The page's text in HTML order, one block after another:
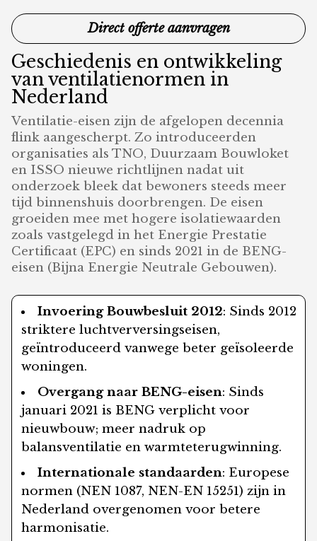
Direct offerte aanvragen
Geschiedenis en ontwikkeling
van ventilatienormen in
Nederland
Ventilatie-eisen zijn de afgelopen decennia
flink aangescherpt. Zo introduceerden
organisaties als TNO, Duurzaam Bouwloket
en ISSO nieuwe richtlijnen nadat uit
onderzoek bleek dat bewoners steeds meer
tijd binnenshuis doorbrengen. De eisen
groeiden mee met hogere isolatiewaarden
zoals vastgelegd in het Energie Prestatie
Certificaat (EPC) en sinds 2021 in de BENG-
eisen (Bijna Energie Neutrale Gebouwen).
Invoering Bouwbesluit 2012: Sinds 2012
striktere luchtverversingseisen,
geïntroduceerd vanwege beter geïsoleerde
woningen.
Overgang naar BENG-eisen: Sinds
januari 2021 is BENG verplicht voor
nieuwbouw; meer nadruk op
balansventilatie en warmteterugwinning.
Internationale standaarden: Europese
normen (NEN 1087, NEN-EN 15251) zijn in
Nederland overgenomen voor betere
harmonisatie.